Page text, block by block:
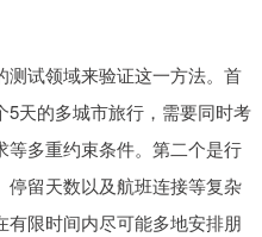
试领域来验证这一方法。首
5天的多城市旅行，需要同时考
等多重约束条件。第二个是行
留天数以及航班连接等复杂
限时间内尽可能多地安排朋